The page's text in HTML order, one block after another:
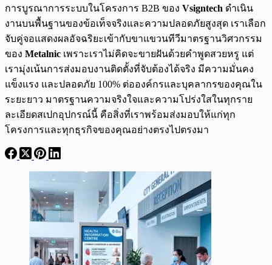
การบูรณาการระบบในโครงการ B2B ของ Vsigntech ดำเนิน
งานบนพื้นฐานของข้อเท็จจริงและความปลอดภัยสูงสุด เราเลือก
จับคู่จอแสดงผลอัจฉริยะเข้ากับขาแขวนทีวีมาตรฐานวิศวกรรม
ของ Metalnic เพราะเราไม่คิดจะขายฝันด้วยคำพูดสวยหรู แต่
เรามุ่งเน้นการส่งมอบงานติดตั้งที่จับต้องได้จริง มีความมั่นคง
แข็งแรง และปลอดภัย 100% ต่อองค์กรและบุคลากรของคุณใน
ระยะยาว มาตรฐานความจริงใจและความโปร่งใสในทุกราย
ละเอียดสเปกอุปกรณ์นี้ คือสิ่งที่เราพร้อมส่งมอบให้แก่ทุก
โครงการและทุกธุรกิจของคุณอย่างตรงไปตรงมา